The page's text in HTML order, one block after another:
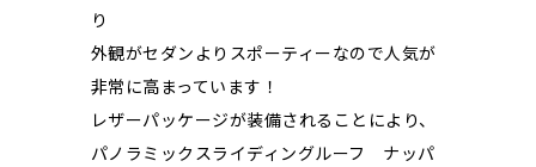
り
外観がセダンよりスポーティーなので人気が
非常に高まっています！
レザーパッケージが装備されることにより、
パノラミックスライディングルーフ ナッパ